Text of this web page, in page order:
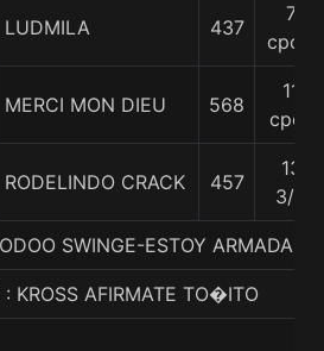
LUDMILA 437
7
cpos.
MERCI MON DIEU 568
11
cpos
RODELINDO CRACK 457
13
3/4
SWINGE-ESTOY ARMADA-
: KROSS AFIRMATE TO�ITO